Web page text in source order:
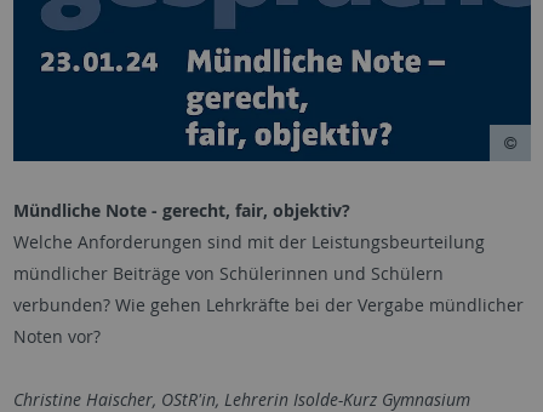
Mündliche Note - gerecht, fair, objektiv?
Welche Anforderungen sind mit der Leistungsbeurteilung
mündlicher Beiträge von Schülerinnen und Schülern
verbunden? Wie gehen Lehrkräfte bei der Vergabe mündlicher
Noten vor?
Christine Haischer, OStR'in, Lehrerin Isolde-Kurz Gymnasium